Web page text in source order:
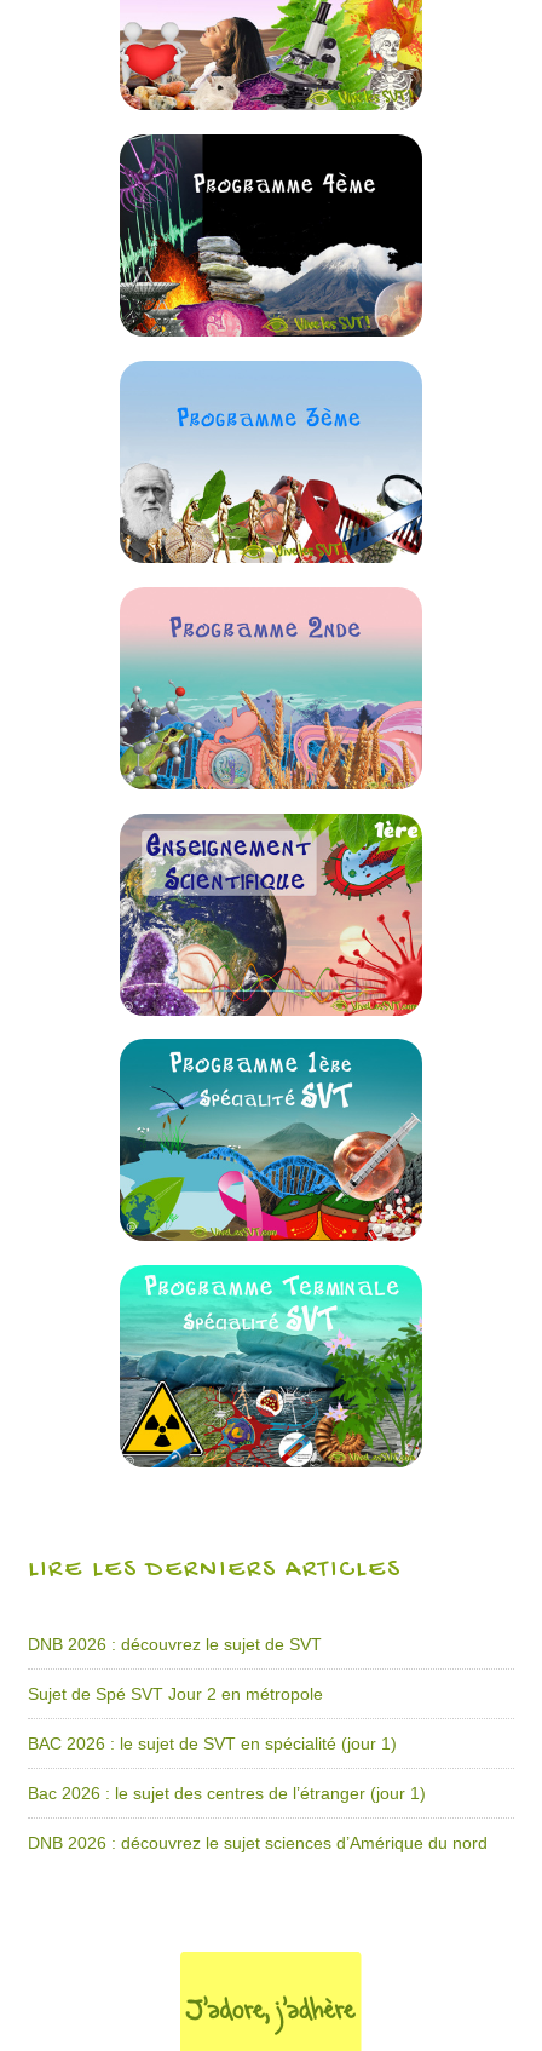
LIRE LES DERNIERS ARTICLES
DNB 2026 : découvrez le sujet de SVT
Sujet de Spé SVT Jour 2 en métropole
BAC 2026 : le sujet de SVT en spécialité (jour 1)
Bac 2026 : le sujet des centres de l’étranger (jour 1)
DNB 2026 : découvrez le sujet sciences d’Amérique du nord